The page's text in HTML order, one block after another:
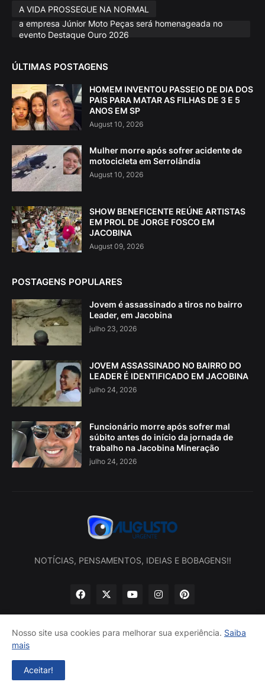
A VIDA PROSSEGUE NA NORMAL
a empresa Júnior Moto Peças será homenageada no
evento Destaque Ouro 2026
ÚLTIMAS POSTAGENS
HOMEM INVENTOU PASSEIO DE DIA DOS
PAIS PARA MATAR AS FILHAS DE 3 E 5
ANOS EM SP
August 10, 2026
Mulher morre após sofrer acidente de
motocicleta em Serrolândia
August 10, 2026
SHOW BENEFICENTE REÚNE ARTISTAS
EM PROL DE JORGE FOSCO EM
JACOBINA
August 09, 2026
POSTAGENS POPULARES
Jovem é assassinado a tiros no bairro
Leader, em Jacobina
julho 23, 2026
JOVEM ASSASSINADO NO BAIRRO DO
LEADER É IDENTIFICADO EM JACOBINA
julho 24, 2026
Funcionário morre após sofrer mal
súbito antes do início da jornada de
trabalho na Jacobina Mineração
julho 24, 2026
NOTÍCIAS, PENSAMENTOS, IDEIAS E BOBAGENS!!
Início
Nosso site usa cookies para melhorar sua experiência. Saiba
mais
Aceitar!